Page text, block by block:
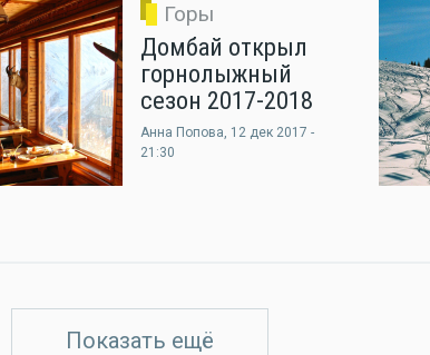
Горы
Домбай открыл
горнолыжный
сезон 2017-2018
Анна Попова, 12 дек 2017 -
21:30
Показать ещё